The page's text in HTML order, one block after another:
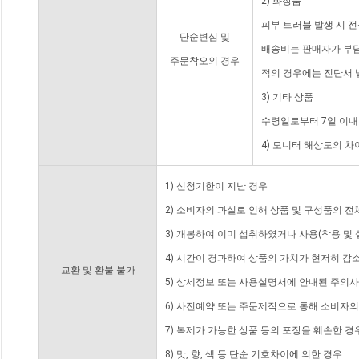
단순변심 및
주문착오의 경우
피부 트러블 발생 시
배송비는 판매자가 부
적의 경우에는 진단서
3) 기타 상품
수령일로부터 7일 이
4) 모니터 해상도의 차
교환 및 환불 불가
1) 신청기한이 지난 경우
2) 소비자의 과실로 인해 상품 및 구성품의
3) 개봉하여 이미 섭취하였거나 사용(착용 및
4) 시간이 경과하여 상품의 가치가 현저히 감
5) 상세정보 또는 사용설명서에 안내된 주의
6) 사전예약 또는 주문제작으로 통해 소비자
7) 복제가 가능한 상품 등의 포장을 훼손한 경
8) 맛, 향, 색 등 단순 기호차이에 의한 경우